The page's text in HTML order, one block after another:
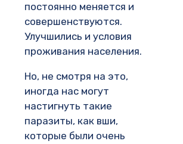
постоянно меняется и
совершенствуются.
Улучшились и условия
проживания населения.
Но, не смотря на это,
иногда нас могут
настигнуть такие
паразиты, как вши,
которые были очень